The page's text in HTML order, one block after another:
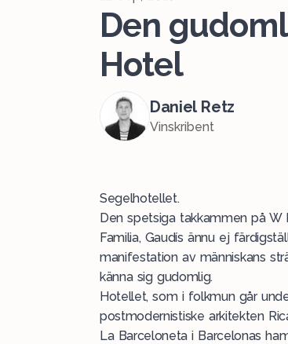
Den
Hotel
Daniel Retz
Vinskribent
Segelhotellet.
Den spetsiga takkammen på
Familia, Gaudís ännu ej
manifestation av människans
känna sig gudomlig.
Hotellet, som i folkmun går
postmodernistiske arkitekten
La Barceloneta i Barcelonas